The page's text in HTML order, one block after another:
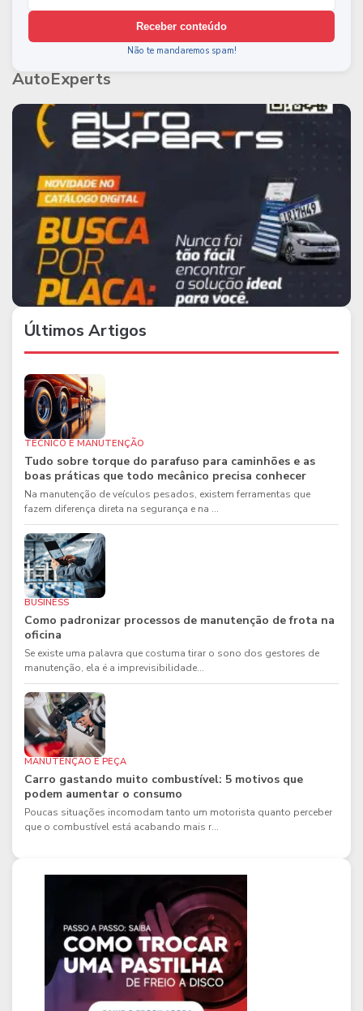
Receber conteúdo
Não te mandaremos spam!
AutoExperts
Últimos Artigos
TÉCNICO E MANUTENÇÃO
Tudo sobre torque do parafuso para caminhões e as
boas práticas que todo mecânico precisa conhecer
Na manutenção de veículos pesados, existem ferramentas que
fazem diferença direta na segurança e na ...
BUSINESS
Como padronizar processos de manutenção de frota na
oficina
Se existe uma palavra que costuma tirar o sono dos gestores de
manutenção, ela é a imprevisibilidade...
MANUTENÇÃO E PEÇA
Carro gastando muito combustível: 5 motivos que
podem aumentar o consumo
Poucas situações incomodam tanto um motorista quanto perceber
que o combustível está acabando mais r...